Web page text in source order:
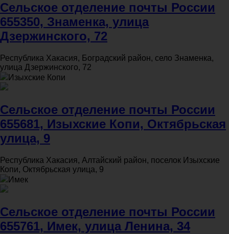
Сельское отделение почты России
655350, Знаменка, улица
Дзержинского, 72
Республика Хакасия, Боградский район, село Знаменка,
улица Дзержинского, 72
Изыхские Копи
Сельское отделение почты России
655681, Изыхские Копи, Октябрьская
улица, 9
Республика Хакасия, Алтайский район, поселок Изыхские
Копи, Октябрьская улица, 9
Имек
Сельское отделение почты России
655761, Имек, улица Ленина, 34